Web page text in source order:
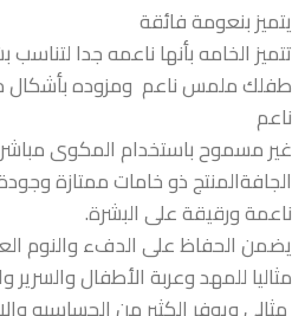
يتميز بنعومة فائقة
تتميز الخامه بأنها ناعمه جدا
طفلك ملمس ناعم ومزوده
ناعم
غير مسموح باستخدام المكوى
الجافةالمنتج ذو خامات ممتازة
ناعمة ورقيقة على البشرة.
يضمن الحفاظ على الدفء والنوم
مثاليا للمهد وعربة الأطفال والسرير